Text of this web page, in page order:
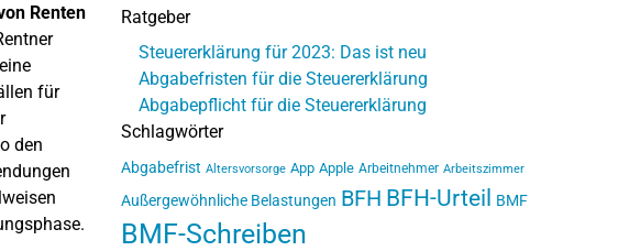
Renten
für
den
Ratgeber
Steuererklärung für 2023: Das ist neu
Abgabefristen für die Steuererklärung
Abgabepflicht für die Steuererklärung
Schlagwörter
Abgabefrist Altersvorsorge App Apple Arbeitnehmer Arbeitszimmer
Außergewöhnliche Belastungen BFH BFH-Urteil BMF
BMF-Schreiben